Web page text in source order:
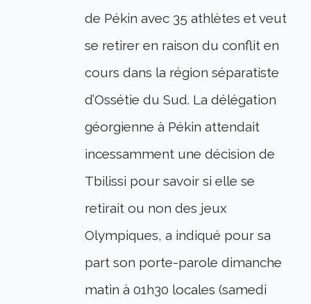
de Pékin avec 35 athlètes et veut
se retirer en raison du conflit en
cours dans la région séparatiste
d’Ossétie du Sud. La délégation
géorgienne à Pékin attendait
incessamment une décision de
Tbilissi pour savoir si elle se
retirait ou non des jeux
Olympiques, a indiqué pour sa
part son porte-parole dimanche
matin à 01h30 locales (samedi